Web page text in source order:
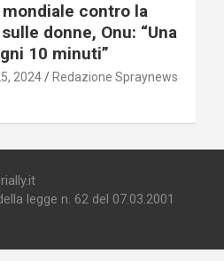
mondiale contro la
donne, Onu: “Una
10 minuti”
2024 Redazione Spraynews
legge n. 62 del 07.03.2001